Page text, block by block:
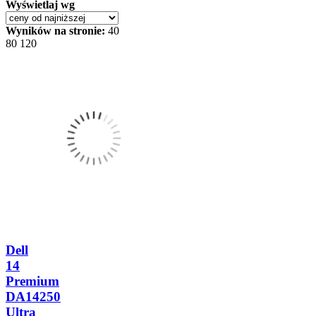
Wyświetlaj wg
Wyników na stronie: 40
80 120
Dell
14
Premium
DA14250
Ultra